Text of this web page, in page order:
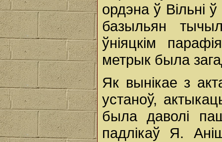
ордэна ў Вільні
базыльян
ўніяцкім
метрык была
Як вынікае з
устаноў,
была даволі
падлікаў Я.